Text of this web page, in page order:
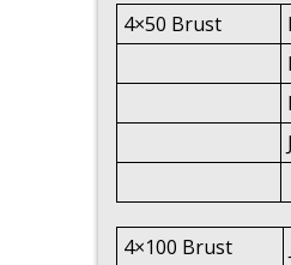
4×50 Brust
4×100 Brust